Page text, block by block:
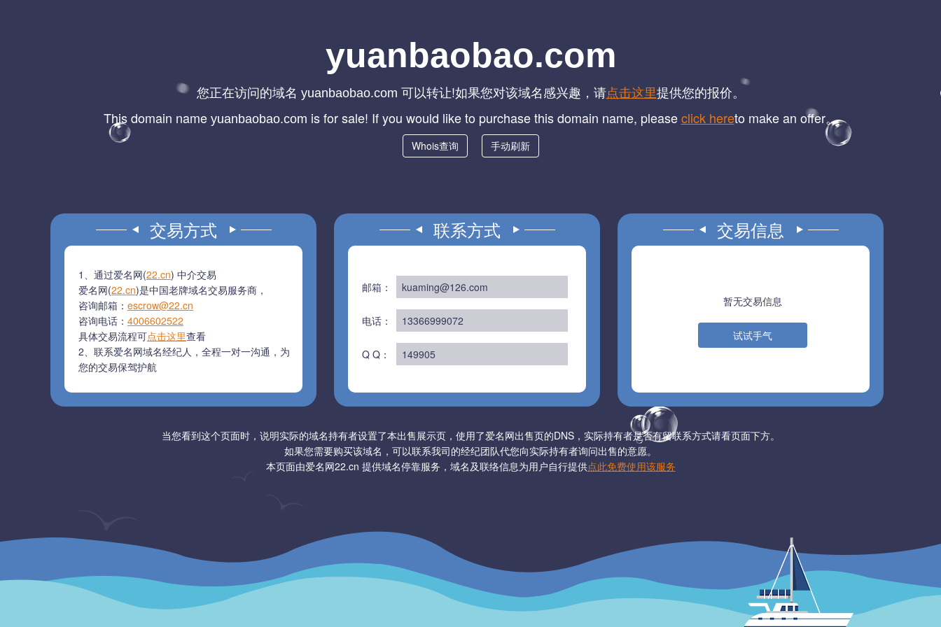
yuanbaobao.com
您正在访问的域名 yuanbaobao.com 可以转让!如果您对该域名感兴趣，请点击这里提供您的报价。
This domain name yuanbaobao.com is for sale! If you would like to purchase this domain name, pleaseclick hereto make an offer。
Whois查询 手动刷新
交易方式
1、通过爱名网(22.cn) 中介交易
爱名网(22.cn)是中国老牌域名交易服务商，
咨询邮箱： escrow@22.cn
咨询电话： 4006602522
具体交易流程可点击这里查看
2、联系爱名网域名经纪人，全程一对一沟通，为
您的交易保驾护航
联系方式
邮箱： kuaming@126.com
电话： 13366999072
Q Q： 149905
交易信息
暂无交易信息
试试手气
当您看到这个页面时，说明实际的域名持有者设置了本出售展示页，使用了爱名网出售页的DNS，实际持有者是否有留联系方式请看页面下方。
如果您需要购买该域名，可以联系我司的经纪团队代您向实际持有者询问出售的意愿。
本页面由爱名网22.cn 提供域名停靠服务，域名及联络信息为用户自行提供点此免费使用该服务